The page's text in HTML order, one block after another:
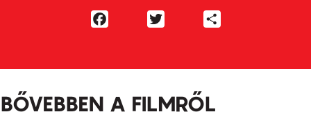
Facebook
BŐVEBBEN A FILMRŐL